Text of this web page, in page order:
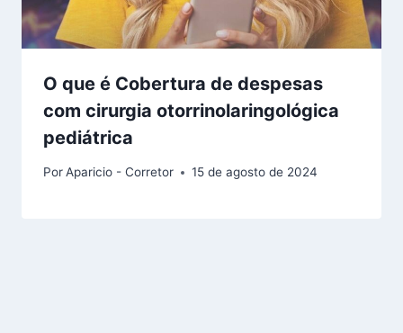
O que é Cobertura de despesas
com cirurgia otorrinolaringológica
pediátrica
PorAparicio - Corretor 15 de agosto de 2024